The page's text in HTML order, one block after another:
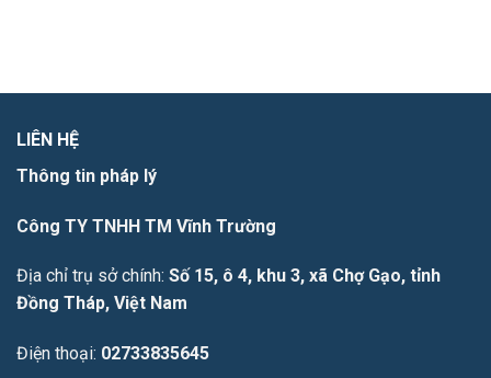
LIÊN HỆ
Thông tin pháp lý
Công TY TNHH TM Vĩnh Trường
Địa chỉ trụ sở chính: Số 15, ô 4, khu 3, xã Chợ Gạo, tỉnh
Đồng Tháp, Việt Nam
Điện thoại: 02733835645